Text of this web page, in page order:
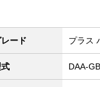
ード プラス
DAA-